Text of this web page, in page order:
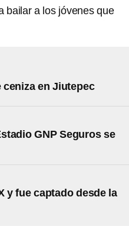
bailar a los jóvenes que
en Jiutepec
GNP Seguros se
y fue captado desde la